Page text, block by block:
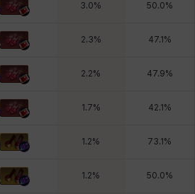
3.0% 50.0%
2.3% 47.1 %
2.2% 47.9%
1.7% 42.1 %
1.2% 73.1 %
1.2% 50.0%